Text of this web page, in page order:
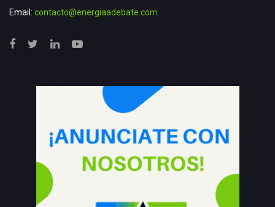
Email: contacto@energiaadebate.com